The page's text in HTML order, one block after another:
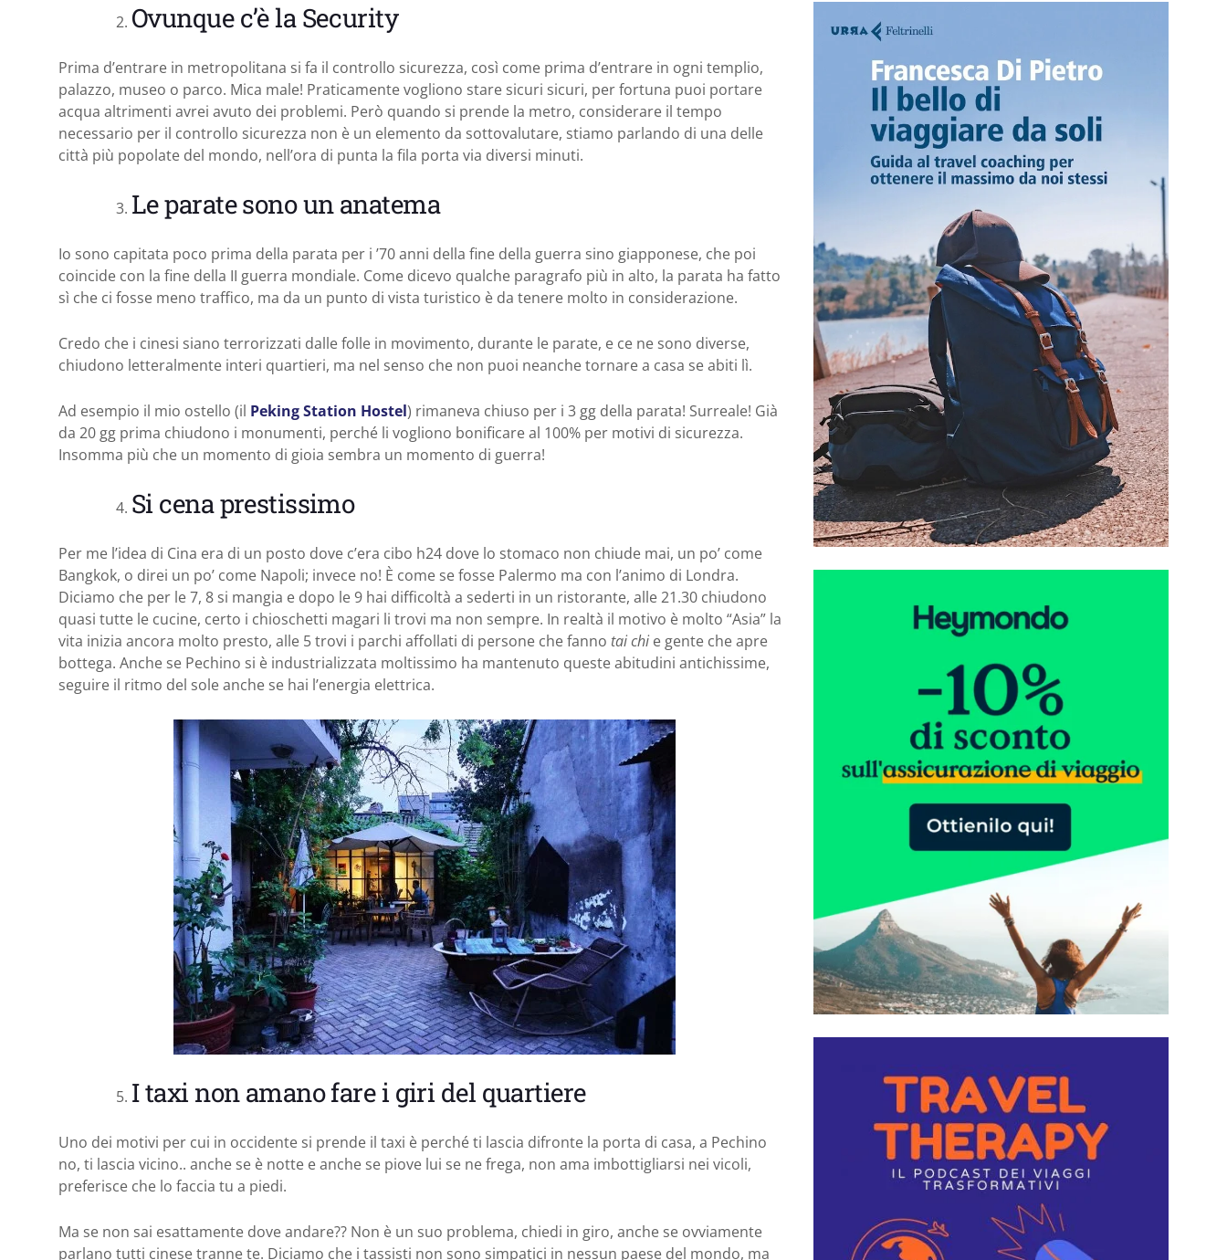
Ovunque c’è la Security
Prima d’entrare in metropolitana si fa il controllo sicurezza, così come prima d’entrare in ogni templio,
palazzo, museo o parco. Mica male! Praticamente vogliono stare sicuri sicuri, per fortuna puoi portare
acqua altrimenti avrei avuto dei problemi. Però quando si prende la metro, considerare il tempo
necessario per il controllo sicurezza non è un elemento da sottovalutare, stiamo parlando di una delle
città più popolate del mondo, nell’ora di punta la fila porta via diversi minuti.
Le parate sono un anatema
Io sono capitata poco prima della parata per i ’70 anni della fine della guerra sino giapponese, che poi
coincide con la fine della II guerra mondiale. Come dicevo qualche paragrafo più in alto, la parata ha fatto
sì che ci fosse meno traffico, ma da un punto di vista turistico è da tenere molto in considerazione.
Credo che i cinesi siano terrorizzati dalle folle in movimento, durante le parate, e ce ne sono diverse,
chiudono letteralmente interi quartieri, ma nel senso che non puoi neanche tornare a casa se abiti lì.
Ad esempio il mio ostello (il Peking Station Hostel) rimaneva chiuso per i 3 gg della parata! Surreale! Già
da 20 gg prima chiudono i monumenti, perché li vogliono bonificare al 100% per motivi di sicurezza.
Insomma più che un momento di gioia sembra un momento di guerra!
Si cena prestissimo
Per me l’idea di Cina era di un posto dove c’era cibo h24 dove lo stomaco non chiude mai, un po’ come
Bangkok, o direi un po’ come Napoli; invece no! È come se fosse Palermo ma con l’animo di Londra.
Diciamo che per le 7, 8 si mangia e dopo le 9 hai difficoltà a sederti in un ristorante, alle 21.30 chiudono
quasi tutte le cucine, certo i chioschetti magari li trovi ma non sempre. In realtà il motivo è molto “Asia” la
vita inizia ancora molto presto, alle 5 trovi i parchi affollati di persone che fanno tai chi e gente che apre
bottega. Anche se Pechino si è industrializzata moltissimo ha mantenuto queste abitudini antichissime,
seguire il ritmo del sole anche se hai l’energia elettrica.
I taxi non amano fare i giri del quartiere
Uno dei motivi per cui in occidente si prende il taxi è perché ti lascia difronte la porta di casa, a Pechino
no, ti lascia vicino.. anche se è notte e anche se piove lui se ne frega, non ama imbottigliarsi nei vicoli,
preferisce che lo faccia tu a piedi.
Ma se non sai esattamente dove andare?? Non è un suo problema, chiedi in giro, anche se ovviamente
parlano tutti cinese tranne te. Diciamo che i tassisti non sono simpatici in nessun paese del mondo, ma